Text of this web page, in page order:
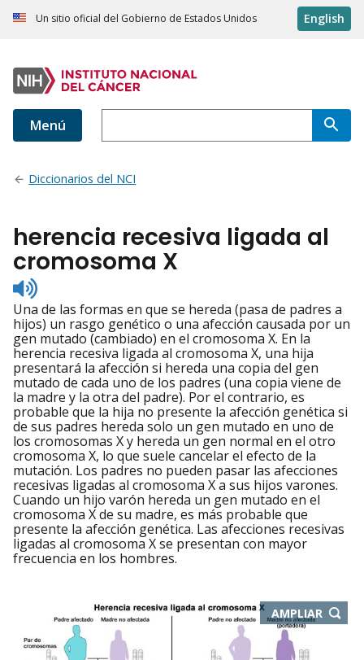
Un sitio oficial del Gobierno de Estados Unidos English
Menú
Diccionarios del NCI
herencia recesiva ligada al
cromosoma X
Listen
to
pronunciation
Una de las formas en que se hereda (pasa de padres a
hijos) un rasgo genético o una afección causada por un
gen mutado (cambiado) en el cromosoma X. En la
herencia recesiva ligada al cromosoma X, una hija
presentará la afección si hereda una copia del gen
mutado de cada uno de los padres (una copia viene de
la madre y la otra del padre). Por el contrario, es
probable que la hija no presente la afección genética si
de sus padres hereda solo un gen mutado en uno de
los cromosomas X y hereda un gen normal en el otro
cromosoma X, lo que suele cancelar el efecto de la
mutación. Los padres no pueden pasar las afecciones
recesivas ligadas al cromosoma X a sus hijos varones.
Cuando un hijo varón hereda un gen mutado en el
cromosoma X de su madre, es más probable que
presente la afección genética. Las afecciones recesivas
ligadas al cromosoma X se presentan con mayor
frecuencia en los hombres.
AMPLIAR-
ABRE